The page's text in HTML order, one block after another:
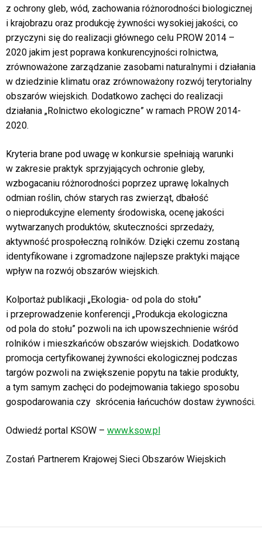
z ochrony gleb, wód, zachowania różnorodności biologicznej
i krajobrazu oraz produkcję żywności wysokiej jakości, co
przyczyni się do realizacji głównego celu PROW 2014 –
2020 jakim jest poprawa konkurencyjności rolnictwa,
zrównoważone zarządzanie zasobami naturalnymi i działania
w dziedzinie klimatu oraz zrównoważony rozwój terytorialny
obszarów wiejskich. Dodatkowo zachęci do realizacji
działania „Rolnictwo ekologiczne” w ramach PROW 2014-
2020.
Kryteria brane pod uwagę w konkursie spełniają warunki
w zakresie praktyk sprzyjających ochronie gleby,
wzbogacaniu różnorodności poprzez uprawę lokalnych
odmian roślin, chów starych ras zwierząt, dbałość
o nieprodukcyjne elementy środowiska, ocenę jakości
wytwarzanych produktów, skuteczności sprzedaży,
aktywność prospołeczną rolników. Dzięki czemu zostaną
identyfikowane i zgromadzone najlepsze praktyki mające
wpływ na rozwój obszarów wiejskich.
Kolportaż publikacji „Ekologia- od pola do stołu”
i przeprowadzenie konferencji „Produkcja ekologiczna
od pola do stołu” pozwoli na ich upowszechnienie wśród
rolników i mieszkańców obszarów wiejskich. Dodatkowo
promocja certyfikowanej żywności ekologicznej podczas
targów pozwoli na zwiększenie popytu na takie produkty,
a tym samym zachęci do podejmowania takiego sposobu
gospodarowania czy skrócenia łańcuchów dostaw żywności.
Odwiedź portal KSOW – www.ksow.pl
Zostań Partnerem Krajowej Sieci Obszarów Wiejskich